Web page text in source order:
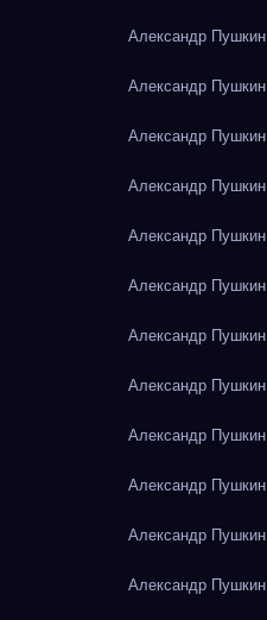
Александр
Александр
Александр
Александр
Александр
Александр
Александр
Александр
Александр
Александр
Александр
Александр